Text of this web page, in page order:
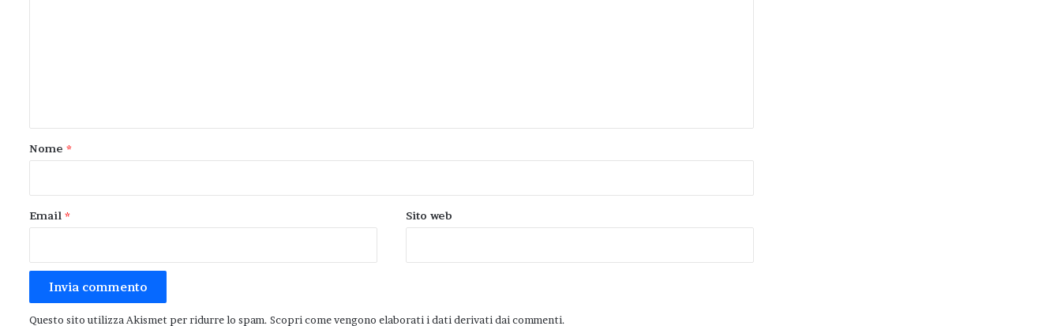
o
Nome *
Email * Sito web
Questo sito utilizza Akismet per ridurre lo spam. Scopri come vengono elaborati i dati derivati dai commenti.